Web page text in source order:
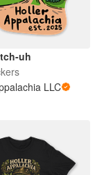
uh
LLC